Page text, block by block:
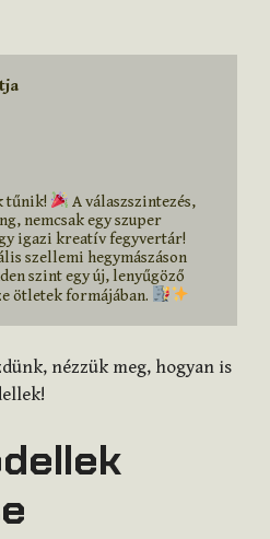
tűnik!
A válaszszintezés,
nemcsak egy szuper
igazi kreatív fegyvertár!
szellemi hegymászáson
szint egy új, lenyűgöző
ötletek formájában.
nézzük meg, hogyan is